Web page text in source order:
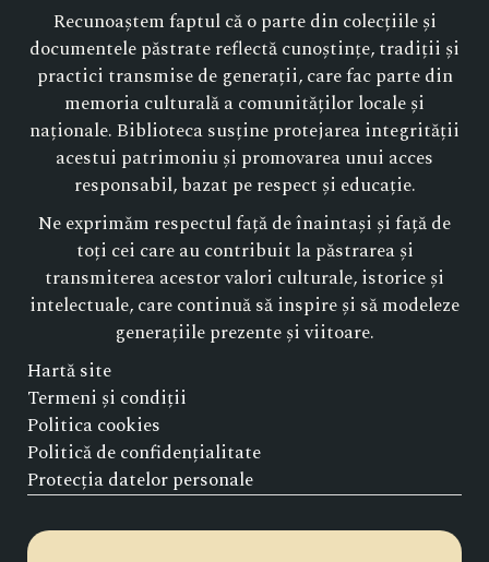
Recunoaștem faptul că o parte din colecțiile și
documentele păstrate reflectă cunoștințe, tradiții și
practici transmise de generații, care fac parte din
memoria culturală a comunităților locale și
naționale. Biblioteca susține protejarea integrității
acestui patrimoniu și promovarea unui acces
responsabil, bazat pe respect și educație.
Ne exprimăm respectul față de înaintași și față de
toți cei care au contribuit la păstrarea și
transmiterea acestor valori culturale, istorice și
intelectuale, care continuă să inspire și să modeleze
generațiile prezente și viitoare.
Hartă site
Termeni și condiții
Politica cookies
Politică de confidențialitate
Protecția datelor personale